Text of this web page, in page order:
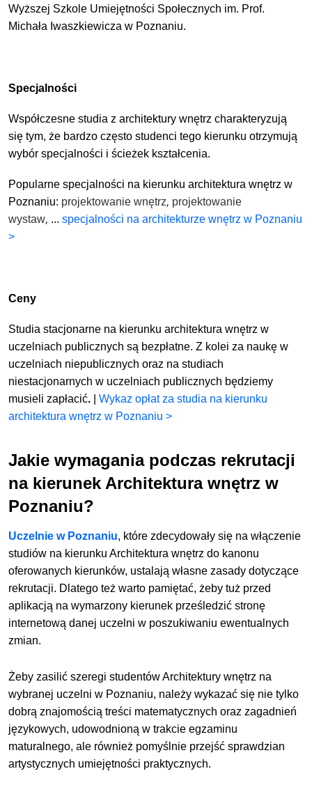
Wyższej Szkole Umiejętności Społecznych im. Prof.
Michała Iwaszkiewicza w Poznaniu.
Specjalności
Współczesne studia z architektury wnętrz charakteryzują
się tym, że bardzo często studenci tego kierunku otrzymują
wybór specjalności i ścieżek kształcenia.
Popularne specjalności na kierunku architektura wnętrz w
Poznaniu: projektowanie wnętrz, projektowanie
wystaw, ...specjalności na architekturze wnętrz w Poznaniu
>
Ceny
Studia stacjonarne na kierunku architektura wnętrz w
uczelniach publicznych są bezpłatne. Z kolei za naukę w
uczelniach niepublicznych oraz na studiach
niestacjonarnych w uczelniach publicznych będziemy
musieli zapłacić. |Wykaz opłat za studia na kierunku
architektura wnętrz w Poznaniu >
Jakie wymagania podczas rekrutacji
na kierunek Architektura wnętrz w
Poznaniu?
Uczelnie w Poznaniu, które zdecydowały się na włączenie
studiów na kierunku Architektura wnętrz do kanonu
oferowanych kierunków, ustalają własne zasady dotyczące
rekrutacji. Dlatego też warto pamiętać, żeby tuż przed
aplikacją na wymarzony kierunek prześledzić stronę
internetową danej uczelni w poszukiwaniu ewentualnych
zmian.
Żeby zasilić szeregi studentów Architektury wnętrz na
wybranej uczelni w Poznaniu, należy wykazać się nie tylko
dobrą znajomością treści matematycznych oraz zagadnień
językowych, udowodnioną w trakcie egzaminu
maturalnego, ale również pomyślnie przejść sprawdzian
artystycznych umiejętności praktycznych.